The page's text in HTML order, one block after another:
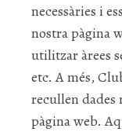
necessàries i
nostra pàgina
utilitzar àrees
etc. A més,
recullen dades
pàgina web.